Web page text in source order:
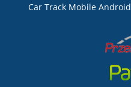
Car Track Mobile Android